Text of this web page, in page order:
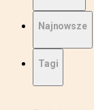
Najnowsze
Tagi